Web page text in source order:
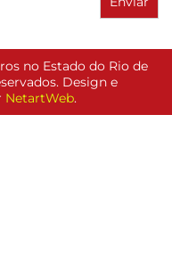
no Estado do Rio de
Design e
NetartWeb.